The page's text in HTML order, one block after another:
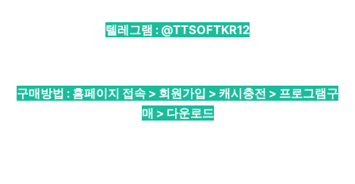
텔레그램 : @TTSOFTKR12
구매방법 : 홈페이지 접속 > 회원가입 > 캐시충전 > 프로그램구
매 > 다운로드